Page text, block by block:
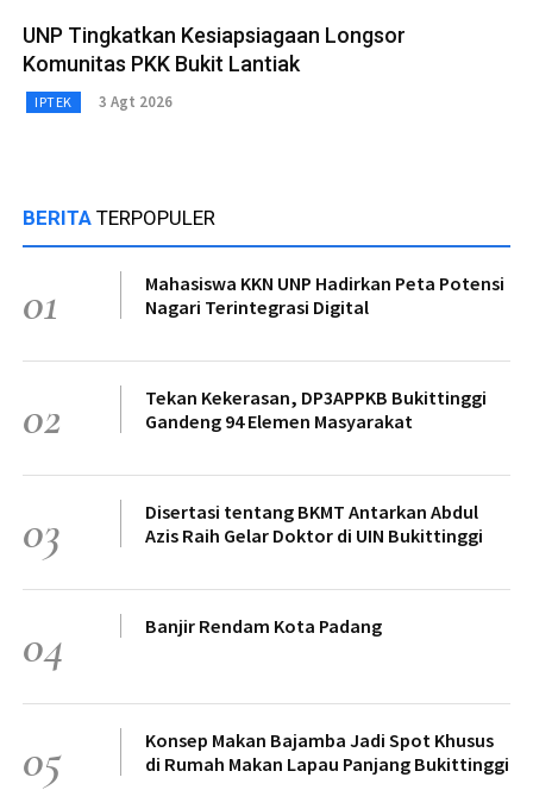
UNP Tingkatkan Kesiapsiagaan Longsor
Komunitas PKK Bukit Lantiak
IPTEK 3 Agt 2026
BERITA TERPOPULER
01
Mahasiswa KKN UNP Hadirkan Peta Potensi
Nagari Terintegrasi Digital
02
Tekan Kekerasan, DP3APPKB Bukittinggi
Gandeng 94 Elemen Masyarakat
03
Disertasi tentang BKMT Antarkan Abdul
Azis Raih Gelar Doktor di UIN Bukittinggi
04 Banjir Rendam Kota Padang
05
Konsep Makan Bajamba Jadi Spot Khusus
di Rumah Makan Lapau Panjang Bukittinggi